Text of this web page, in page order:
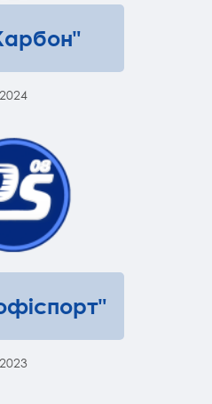
2024
2023